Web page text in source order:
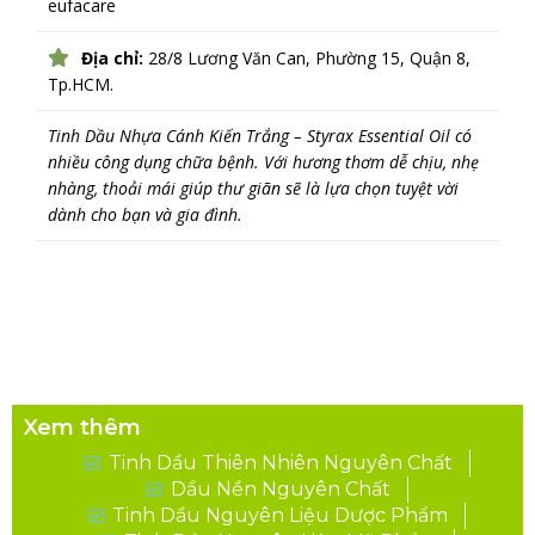
eufacare
Địa chỉ: 28/8 Lương Văn Can, Phường 15, Quận 8,
Tp.HCM.
Tinh Dầu Nhựa Cánh Kiến Trắng – Styrax Essential Oil có
nhiều công dụng chữa bệnh. Với hương thơm dễ chịu, nhẹ
nhàng, thoải mái giúp thư giãn sẽ là lựa chọn tuyệt vời
dành cho bạn và gia đình.
Xem thêm
Tinh Dầu Thiên Nhiên Nguyên Chất
Dầu Nền Nguyên Chất
Tinh Dầu Nguyên Liệu Dược Phẩm